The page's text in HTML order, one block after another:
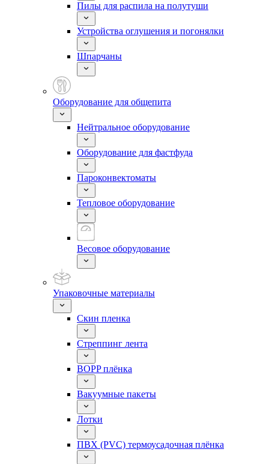
Пилы для распила на полутуши
Устройства оглушения и погонялки
Шпарчаны
Оборудование для общепита
Нейтральное оборудование
Оборудование для фастфуда
Пароконвектоматы
Тепловое оборудование
Весовое оборудование
Упаковочные материалы
Скин пленка
Стреппинг лента
BOPP плёнка
Вакуумные пакеты
Лотки
ПВХ (PVC) термоусадочная плёнка